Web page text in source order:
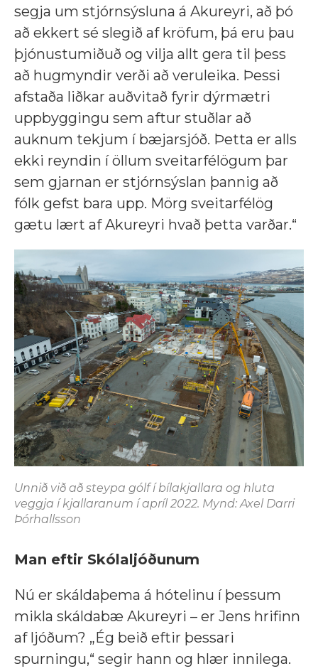
segja um stjórnsýsluna á Akureyri, að þó
að ekkert sé slegið af kröfum, þá eru þau
þjónustumiðuð og vilja allt gera til þess
að hugmyndir verði að veruleika. Þessi
afstaða liðkar auðvitað fyrir dýrmætri
uppbyggingu sem aftur stuðlar að
auknum tekjum í bæjarsjóð. Þetta er alls
ekki reyndin í öllum sveitarfélögum þar
sem gjarnan er stjórnsýslan þannig að
fólk gefst bara upp. Mörg sveitarfélög
gætu lært af Akureyri hvað þetta varðar.“
Unnið við að steypa gólf í bílakjallara og hluta
veggja í kjallaranum í apríl 2022. Mynd: Axel Darri
Þórhallsson
Man eftir Skólaljóðunum
Nú er skáldaþema á hótelinu í þessum
mikla skáldabæ Akureyri – er Jens hrifinn
af ljóðum? „Ég beið eftir þessari
spurningu,“ segir hann og hlær innilega.